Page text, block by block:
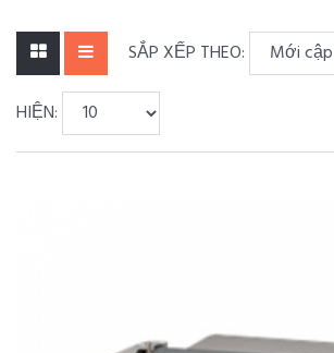
SẮP XẾP THEO:
HIỆN: